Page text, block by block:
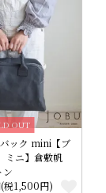
OUT
ック mini【ブ
ミニ】倉敷帆
税1,500円)